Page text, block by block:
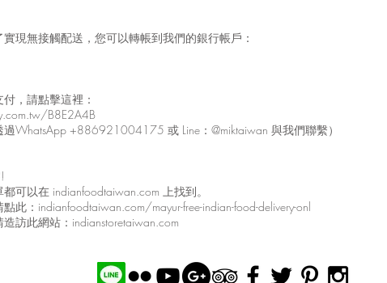
現無接觸配送，您可以轉帳到我們的銀行帳戶：
，請點擊這裡：
B8E2A4B
過WhatsApp +886921004175 或 Line：@miktaiwan 與我們聯繫）
可以在 indianfoodtaiwan.com 上找到。
此：indianfoodtaiwan.com/mayur-free-indian-food-delivery-onl
訪此網站：indianstoretaiwan.com